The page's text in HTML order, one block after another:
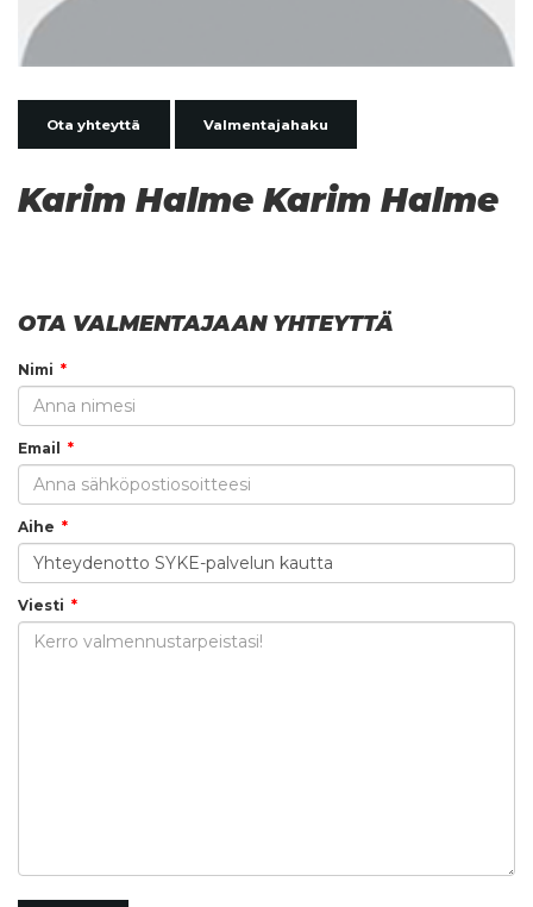
Ota yhteyttä Valmentajahaku
Karim Halme Karim Halme
OTA VALMENTAJAAN YHTEYTTÄ
Nimi
Email
Aihe
Viesti